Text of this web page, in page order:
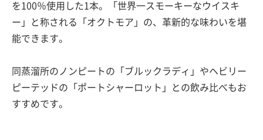
を100％使用した1本。「世界一スモーキーなウイスキ
ー」と称される「オクトモア」の、革新的な味わいを堪
能できます。
同蒸溜所のノンピートの「ブルックラディ」やヘビリー
ピーテッドの「ポートシャーロット」との飲み比べもお
すすめです。